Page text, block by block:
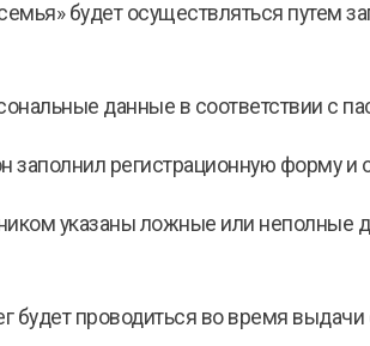
будет осуществляться путем
данные в соответствии с
заполнил регистрационную форму и
указаны ложные или неполные
будет проводиться во время